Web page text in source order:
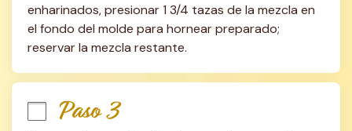
enharinados, presionar 1 3/4 tazas de la mezcla en
el fondo del molde para hornear preparado;
reservar la mezcla restante.
Paso 3